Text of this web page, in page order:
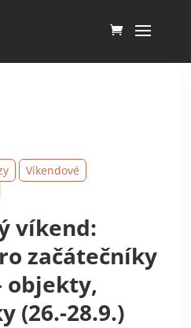
Víkendové
víkend:
začátečníky
objekty,
(26.-28.9.)